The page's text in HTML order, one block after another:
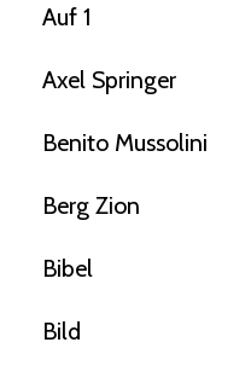
Auf 1
Axel Springer
Benito Mussolini
Berg Zion
Bibel
Bild